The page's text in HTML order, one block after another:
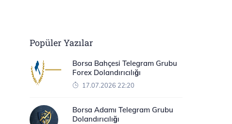
Popüler Yazılar
Borsa Bahçesi Telegram Grubu
Forex Dolandırıcılığı
17.07.2026 22:20
Borsa Adamı Telegram Grubu
Dolandırıcılığı